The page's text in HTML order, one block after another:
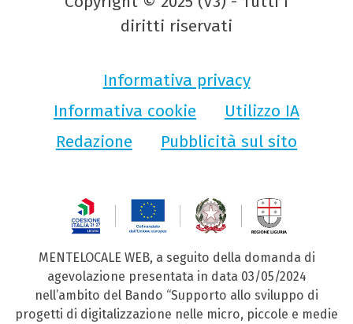
diritti riservati
Informativa privacy
Informativa cookie
Utilizzo IA
Redazione
Pubblicità sul sito
MENTELOCALE WEB, a seguito della domanda di
agevolazione presentata in data 03/05/2024
nell’ambito del Bando “Supporto allo sviluppo di
progetti di digitalizzazione nelle micro, piccole e medie